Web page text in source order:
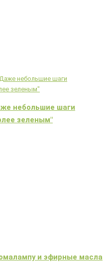
небольшие шаги
зеленым"
и эфирные масла